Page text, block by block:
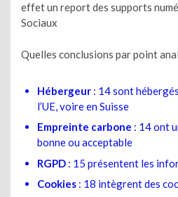
effet un report des supports
Sociaux
Quelles conclusions par point
Hébergeur : 14 sont
l’UE, voire en Suisse
Empreinte carbone : 14 ont
bonne ou acceptable
RGPD : 15 présentent les
Cookies : 18 intègrent des